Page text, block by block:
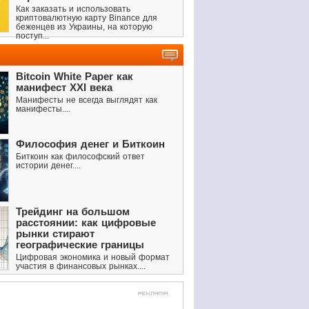
Как заказать и использовать
криптовалютную карту Binance для
беженцев из Украины, на которую
поступ...
Bitcoin White Paper как
манифест XXI века
Манифесты не всегда выглядят как
манифесты....
Философия денег и Биткоин
Биткоин как философский ответ
истории денег....
Трейдинг на большом
расстоянии: как цифровые
рынки стирают
географические границы
Цифровая экономика и новый формат
участия в финансовых рынках....